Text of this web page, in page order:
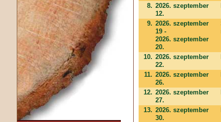
8. 2026. szeptember
12.
9. 2026. szeptember
19 -
2026. szeptember
20.
10. 2026. szeptember
22.
11. 2026. szeptember
26.
12. 2026. szeptember
27.
13. 2026. szeptember
30.